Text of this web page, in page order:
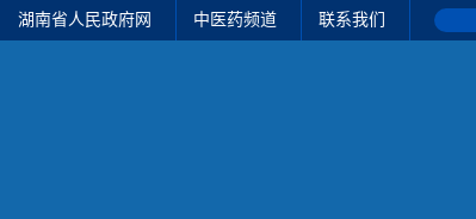
湖南省人民政府网 中医药频道 联系我们